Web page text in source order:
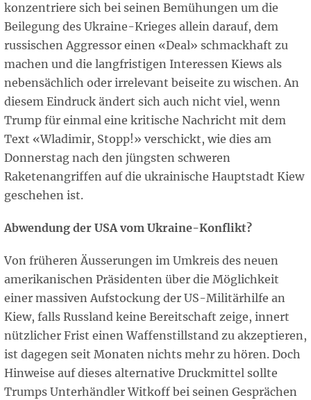
konzentriere sich bei seinen Bemühungen um die
Beilegung des Ukraine-Krieges allein darauf, dem
russischen Aggressor einen «Deal» schmackhaft zu
machen und die langfristigen Interessen Kiews als
nebensächlich oder irrelevant beiseite zu wischen. An
diesem Eindruck ändert sich auch nicht viel, wenn
Trump für einmal eine kritische Nachricht mit dem
Text «Wladimir, Stopp!» verschickt, wie dies am
Donnerstag nach den jüngsten schweren
Raketenangriffen auf die ukrainische Hauptstadt Kiew
geschehen ist.
Abwendung der USA vom Ukraine-Konflikt?
Von früheren Äusserungen im Umkreis des neuen
amerikanischen Präsidenten über die Möglichkeit
einer massiven Aufstockung der US-Militärhilfe an
Kiew, falls Russland keine Bereitschaft zeige, innert
nützlicher Frist einen Waffenstillstand zu akzeptieren,
ist dagegen seit Monaten nichts mehr zu hören. Doch
Hinweise auf dieses alternative Druckmittel sollte
Trumps Unterhändler Witkoff bei seinen Gesprächen